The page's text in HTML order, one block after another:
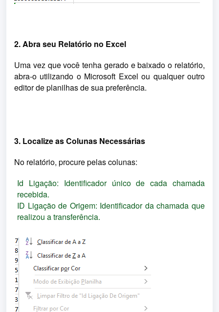
2. Abra seu Relatório no Excel
Uma vez que você tenha gerado e baixado o relatório,
abra-o utilizando o Microsoft Excel ou qualquer outro
editor de planilhas de sua preferência.
3. Localize as Colunas Necessárias
No relatório, procure pelas colunas:
Id Ligação: Identificador único de cada chamada
recebida.
ID Ligação de Origem: Identificador da chamada que
realizou a transferência.